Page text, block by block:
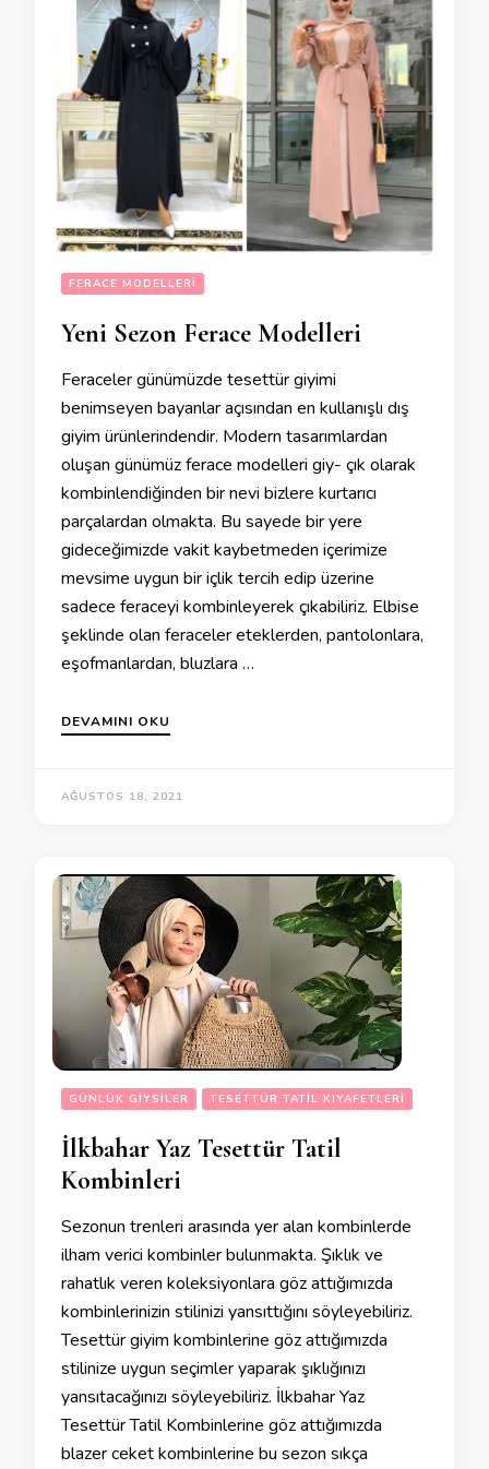
FERACE MODELLERI
Yeni Sezon Ferace Modelleri
Feraceler günümüzde tesettür giyimi
benimseyen bayanlar açısından en kullanışlı dış
giyim ürünlerindendir. Modern tasarımlardan
oluşan günümüz ferace modelleri giy- çık olarak
kombinlendiğinden bir nevi bizlere kurtarıcı
parçalardan olmakta. Bu sayede bir yere
gideceğimizde vakit kaybetmeden içerimize
mevsime uygun bir içlik tercih edip üzerine
sadece feraceyi kombinleyerek çıkabiliriz. Elbise
şeklinde olan feraceler eteklerden, pantolonlara,
eşofmanlardan, bluzlara …
DEVAMINI OKU
AĞUSTOS 18, 2021
GÜNLÜK GIYSILER TESETTÜR TATIL KIYAFETLERI
İlkbahar Yaz Tesettür Tatil
Kombinleri
Sezonun trenleri arasında yer alan kombinlerde
ilham verici kombinler bulunmakta. Şıklık ve
rahatlık veren koleksiyonlara göz attığımızda
kombinlerinizin stilinizi yansıttığını söyleyebiliriz.
Tesettür giyim kombinlerine göz attığımızda
stilinize uygun seçimler yaparak şıklığınızı
yansıtacağınızı söyleyebiliriz. İlkbahar Yaz
Tesettür Tatil Kombinlerine göz attığımızda
blazer ceket kombinlerine bu sezon sıkça